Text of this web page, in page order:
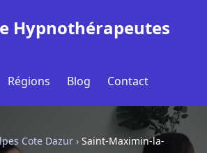
Hypnothérapeutes
Régions Blog Contact
Cote Dazur › Saint-Maximin-la-